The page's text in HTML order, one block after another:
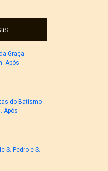
Graça -
Após
do Batismo -
Após
S. Pedro e S.